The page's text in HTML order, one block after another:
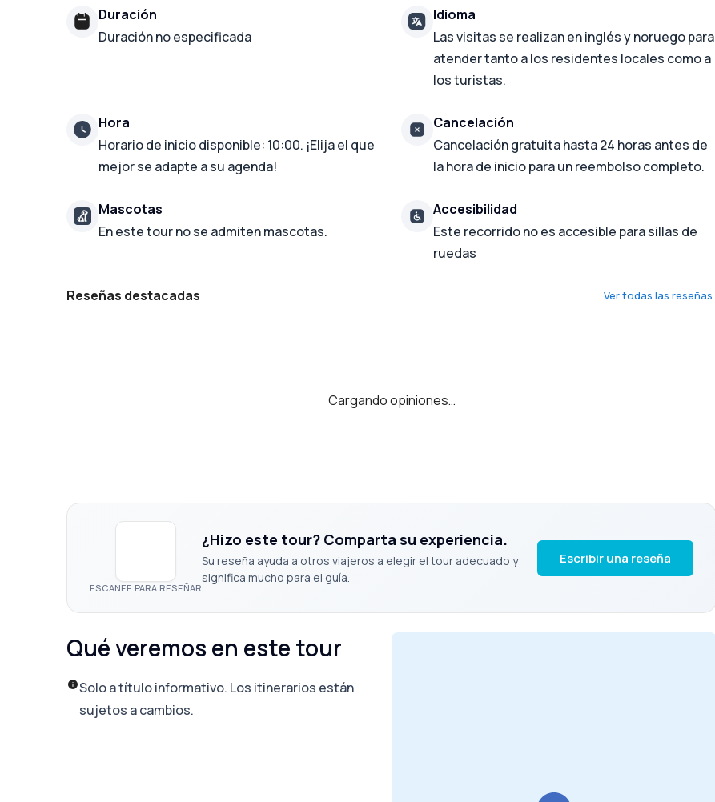
Duración
Duración no especificada
Idioma
Las visitas se realizan en inglés y noruego para
atender tanto a los residentes locales como a
los turistas.
Hora
Horario de inicio disponible: 10:00. ¡Elija el que
mejor se adapte a su agenda!
Cancelación
Cancelación gratuita hasta 24 horas antes de
la hora de inicio para un reembolso completo.
Mascotas
En este tour no se admiten mascotas.
Accesibilidad
Este recorrido no es accesible para sillas de
ruedas
Reseñas destacadas Ver todas las reseñas
Cargando opiniones…
ESCANEE PARA RESEÑAR
¿Hizo este tour? Comparta su experiencia.
Su reseña ayuda a otros viajeros a elegir el tour adecuado y
significa mucho para el guía.
Escribir una reseña
Qué veremos en este tour
Solo a título informativo. Los itinerarios están
sujetos a cambios.